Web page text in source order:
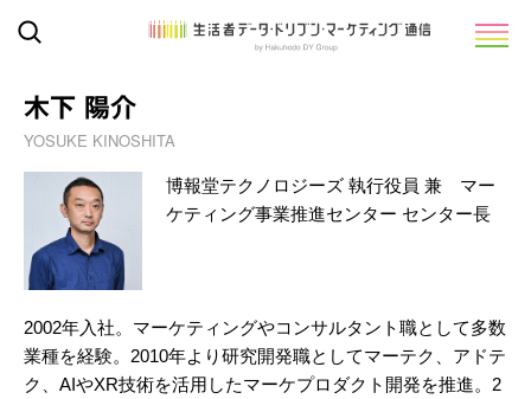
木下 陽介
YOSUKE KINOSHITA
博報堂テクノロジーズ 執行役員 兼 マー
ケティング事業推進センター センター長
2002年入社。マーケティングやコンサルタント職として多数
業種を経験。2010年より研究開発職としてマーテク、アドテ
ク、AIやXR技術を活用したマーケプロダクト開発を推進。2